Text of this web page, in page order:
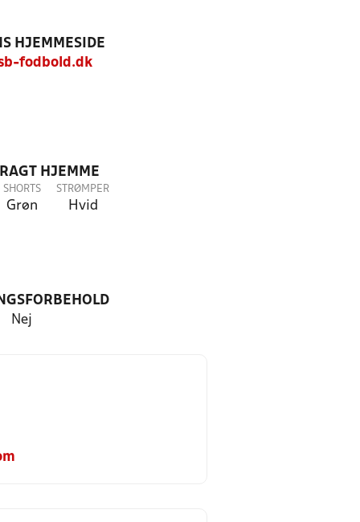
HJEMMESIDE
fodbold.dk
HJEMME
SHORTS
Grøn
STRØMPER
Hvid
Nej